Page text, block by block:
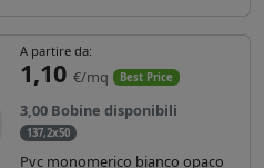
A partire da:
1,10 €/mq Best Price
3,00 Bobine disponibili
137,2x50
Pvc monomerico bianco opaco